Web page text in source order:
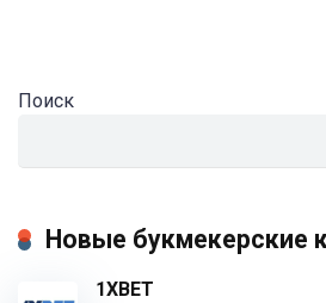
Поиск
Новые букмекерские
1XBET